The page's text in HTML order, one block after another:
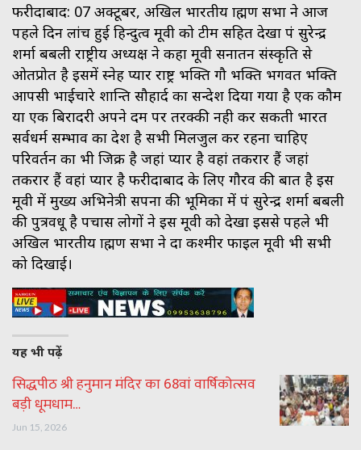
फरीदाबाद: 07 अक्टूबर, अखिल भारतीय ब्राह्मण सभा ने आज
पहले दिन लांच हुई हिन्दुत्व मूवी को टीम सहित देखा पं सुरेन्द्र
शर्मा बबली राष्ट्रीय अध्यक्ष ने कहा मूवी सनातन संस्कृति से
ओतप्रोत है इसमें स्नेह प्यार राष्ट्र भक्ति गौ भक्ति भगवत भक्ति
आपसी भाईचारे शान्ति सौहार्द का सन्देश दिया गया है एक कौम
या एक बिरादरी अपने दम पर तरक्की नही कर सकती भारत
सर्वधर्म सम्भाव का देश है सभी मिलजुल कर रहना चाहिए
परिवर्तन का भी जिक्र है जहां प्यार है वहां तकरार हैं जहां
तकरार हैं वहां प्यार है फरीदाबाद के लिए गौरव की बात है इस
मूवी में मुख्य अभिनेत्री सपना की भूमिका में पं सुरेन्द्र शर्मा बबली
की पुत्रवधू है पचास लोगों ने इस मूवी को देखा इससे पहले भी
अखिल भारतीय ब्राह्मण सभा ने दा कश्मीर फाइल मूवी भी सभी
को दिखाई।
यह भी पढ़ें
सिद्धपीठ श्री हनुमान मंदिर का 68वां वार्षिकोत्सव
बड़ी धूमधाम…
Jun 15, 2026